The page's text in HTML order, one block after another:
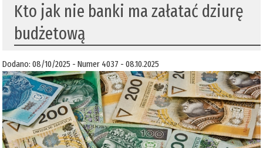
Kto jak nie banki ma załatać dziurę
budżetową
Dodano: 08/10/2025 - Numer 4037 - 08.10.2025